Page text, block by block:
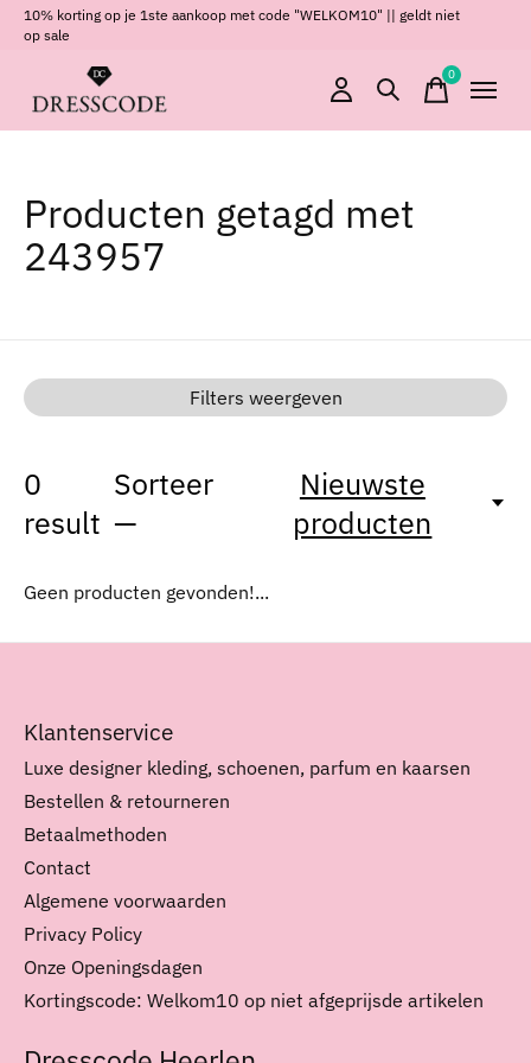
10% korting op je 1ste aankoop met code "WELKOM10" || geldt niet
op sale
0items
Producten getagd met
243957
Filters weergeven
0
result
Sorteer
—
Nieuwste
producten
Geen producten gevonden!...
Klantenservice
Luxe designer kleding, schoenen, parfum en kaarsen
Bestellen & retourneren
Betaalmethoden
Contact
Algemene voorwaarden
Privacy Policy
Onze Openingsdagen
Kortingscode: Welkom10 op niet afgeprijsde artikelen